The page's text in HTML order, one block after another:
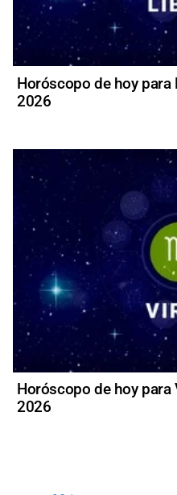
Horóscopo de hoy
2026
Horóscopo de hoy
2026